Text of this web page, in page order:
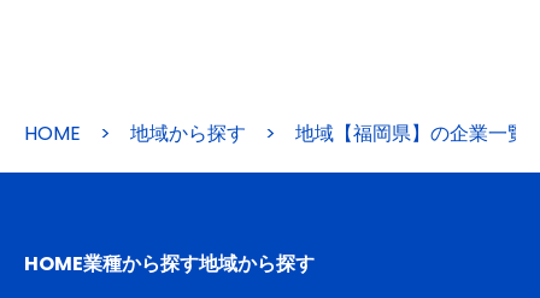
HOME > 地域から探す > 地域【福岡県】の企業一覧
HOME業種から探す地域から探す